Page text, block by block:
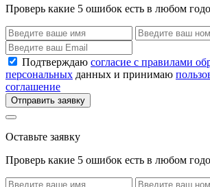
Проверь какие 5 ошибок есть в любом
Подтверждаю согласие с правилами
персональных данных и принимаю
соглашение
Отправить заявку
Оставьте заявку
Проверь какие 5 ошибок есть в любом